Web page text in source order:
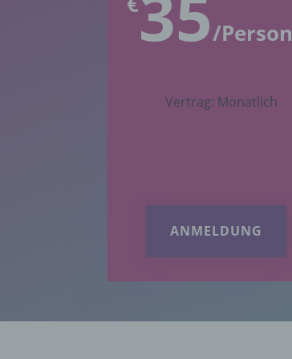
/Person
Vertrag: Monatlich
ANMELDUNG